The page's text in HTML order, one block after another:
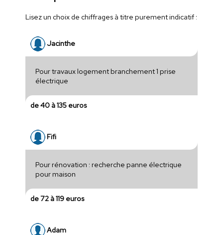
Lisez un choix de chiffrages à titre purement indicatif :
Jacinthe
Pour travaux logement branchement 1 prise
électrique
de 40 à 135 euros
Fifi
Pour rénovation : recherche panne électrique
pour maison
de 72 à 119 euros
Adam